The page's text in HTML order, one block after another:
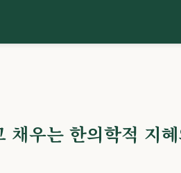
채우는 한의학적 지